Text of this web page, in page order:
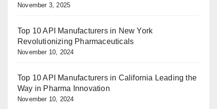
November 3, 2025
Top 10 API Manufacturers in New York
Revolutionizing Pharmaceuticals
November 10, 2024
Top 10 API Manufacturers in California Leading the
Way in Pharma Innovation
November 10, 2024